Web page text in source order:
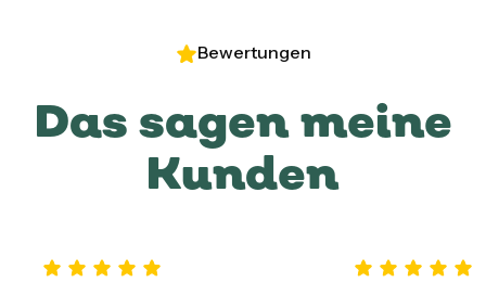
Bewertungen
Das sagen meine
Kunden